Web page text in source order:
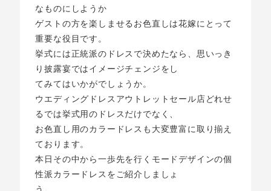
なものにしようか
ゲストの方を楽しませるお色直しは花嫁にとって
重要な役目です。
挙式には正統派のドレスで決めたなら、思いっき
り披露宴ではイメージチェンジをし
てみてはいかがでしょうか。
ウエディングドレスアウトレットセール店どれせ
るでは挙式用のドレスだけでなく、
お色直し用のカラードレスも大変豊富に取り揃え
ております。
本日その中から一歩先を行くモードデザインの個
性派カラードレスをご紹介しましょ